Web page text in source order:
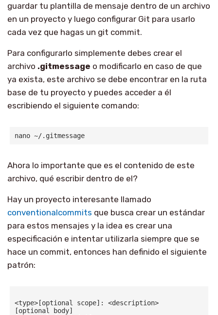
guardar tu plantilla de mensaje dentro de un archivo
en un proyecto y luego configurar Git para usarlo
cada vez que hagas un git commit.
Para configurarlo simplemente debes crear el
archivo .gitmessage o modificarlo en caso de que
ya exista, este archivo se debe encontrar en la ruta
base de tu proyecto y puedes acceder a él
escribiendo el siguiente comando:
nano ~/.gitmessage
Ahora lo importante que es el contenido de este
archivo, qué escribir dentro de el?
Hay un proyecto interesante llamado
conventionalcommits que busca crear un estándar
para estos mensajes y la idea es crear una
especificación e intentar utilizarla siempre que se
hace un commit, entonces han definido el siguiente
patrón:
<type>[optional scope]: <description>
[optional body]